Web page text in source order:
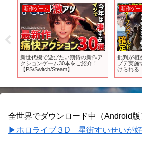
新作ゲーム
新世代機で遊びたい期待の新作ア
クションゲーム30本をご紹介！
【PS/Switch/Steam】
新作ゲー
批判が相
プデ実施
けられる
推進へ
全世界でダウンロード中（Android版
▶ホロライブ３D 星街すいせいが好